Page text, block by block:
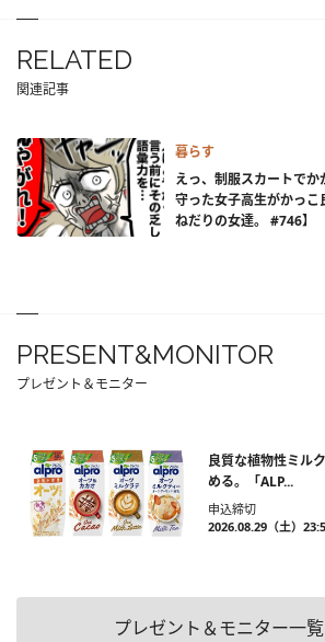
RELATED
関連記事
暮らす
えっ、制服スカートで
守った女子高生がかっ
ねだりの女達。 #746】
PRESENT&MONITOR
プレゼント＆モニター
良質な植物性ミル
める。「ALP...
申込締切
2026.08.29（土）
プレゼント＆モニター一